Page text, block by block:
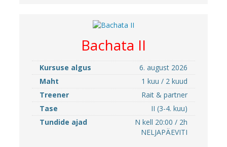
Bachata II
Kursuse algus
6. august 2026
Maht
1 kuu / 2 kuud
Treener
Rait & partner
Tase
II (3-4. kuu)
Tundide ajad
N kell 20:00 / 2h
NELJAPÄEVITI